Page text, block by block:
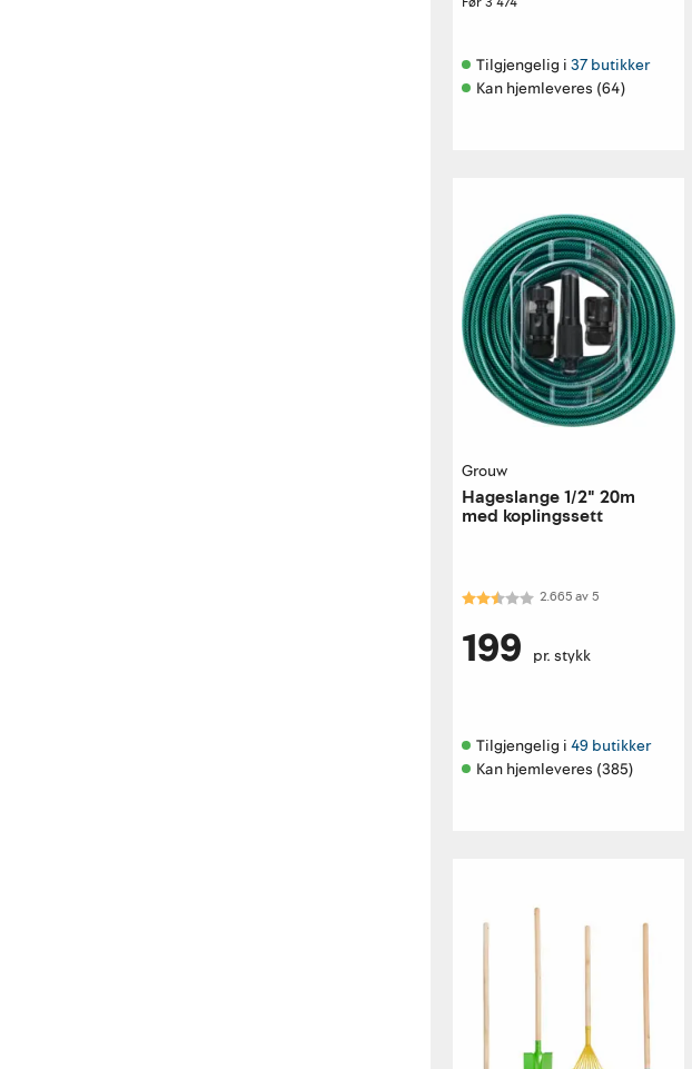
Tilgjengelig i 37 butikker
Kan hjemleveres (64)
Grouw
Hageslange 1/2" 20m
med koplingssett
Karakter:2.7 av 5 mulige
2.665av5
199 pr. stykk
Tilgjengelig i 49 butikker
Kan hjemleveres (385)